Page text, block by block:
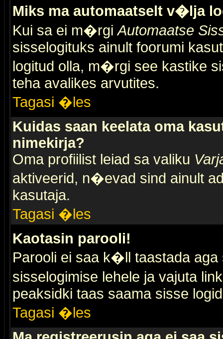
Miks ma automaatselt v�lja
Kui sa ei m�rgiAutomaatse
sisselogituks ainult foorumi
logitud olla, m�rgi see kastike
teha avalikes arvutites.
Tagasi �les
Kuidas saan keelata oma
nimekirja?
Oma profiilist leiad sa valiku
aktiveerid, n�evad sind ainult
kasutaja.
Tagasi �les
Kaotasin parooli!
Parooli ei saa k�ll taastada aga
sisselogimise lehele ja vajuta
peaksidki taas saama sisse
Tagasi �les